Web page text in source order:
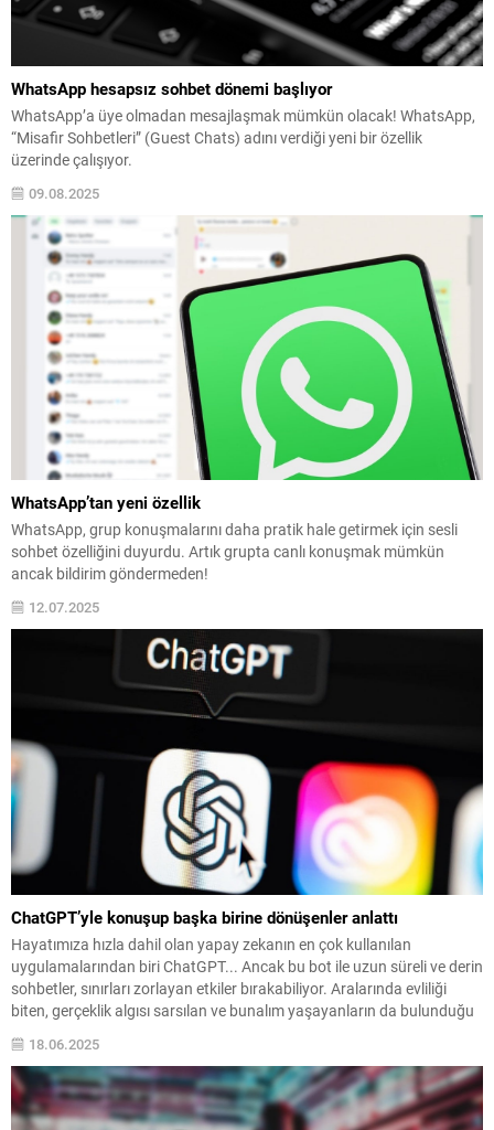
WhatsApp hesapsız sohbet dönemi başlıyor
WhatsApp’a üye olmadan mesajlaşmak mümkün olacak! WhatsApp,
“Misafir Sohbetleri” (Guest Chats) adını verdiği yeni bir özellik
üzerinde çalışıyor.
09.08.2025
WhatsApp’tan yeni özellik
WhatsApp, grup konuşmalarını daha pratik hale getirmek için sesli
sohbet özelliğini duyurdu. Artık grupta canlı konuşmak mümkün
ancak bildirim göndermeden!
12.07.2025
ChatGPT’yle konuşup başka birine dönüşenler anlattı
Hayatımıza hızla dahil olan yapay zekanın en çok kullanılan
uygulamalarından biri ChatGPT... Ancak bu bot ile uzun süreli ve derin
sohbetler, sınırları zorlayan etkiler bırakabiliyor. Aralarında evliliği
biten, gerçeklik algısı sarsılan ve bunalım yaşayanların da bulunduğu
bazı kullanıcılar, yaşadıkları sıra dışı deneyimleri paylaştı.
18.06.2025